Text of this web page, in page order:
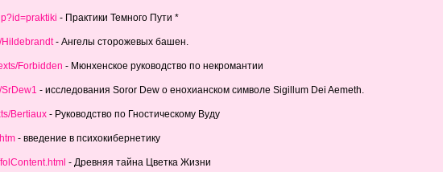
- Практики Темного Пути *
Hildebrandt- Ангелы сторожевых башен.
Forbidden - Мюнхенское руководство по некромантии
- исследования Soror Dew о енохианском символе Sigillum Dei Aemeth.
Bertiaux - Руководство по Гностическому Вуду
- введение в психокибернетику
- Древняя тайна Цветка Жизни